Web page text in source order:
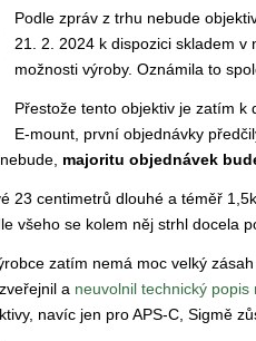
Podle zpráv z trhu nebude
21. 2. 2024 k dispozici skladem
možnosti výroby. Oznámila to
Přestože tento objektiv je zatím k
E-mount, první objednávky
majoritu objednávek
23 centimetrů dlouhé a téměř
všeho se kolem něj strhl docela
zatím nemá moc velký
a neuvolnil technický
navíc jen pro APS-C, Sigmě